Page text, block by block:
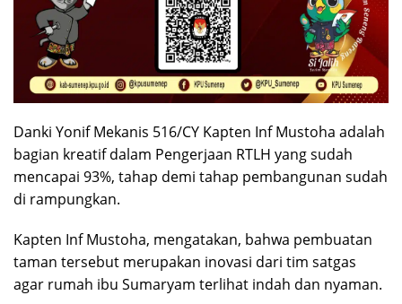
Danki Yonif Mekanis 516/CY Kapten Inf Mustoha adalah
bagian kreatif dalam Pengerjaan RTLH yang sudah
mencapai 93%, tahap demi tahap pembangunan sudah
di rampungkan.
Kapten Inf Mustoha, mengatakan, bahwa pembuatan
taman tersebut merupakan inovasi dari tim satgas
agar rumah ibu Sumaryam terlihat indah dan nyaman.